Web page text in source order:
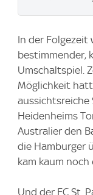
In der Folgezeit
bestimmender,
Umschaltspiel.
Möglichkeit
aussichtsreiche
Heidenheims
Australier den
die Hamburger
kam kaum noch
Und der FC St.